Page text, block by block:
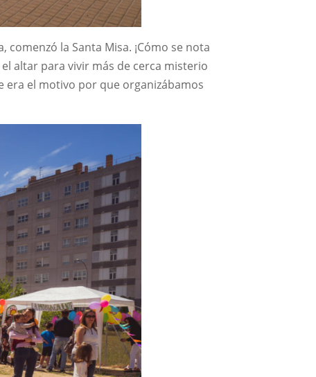
la Santa Misa. ¡Cómo se nota
altar para vivir más de cerca misterio
era el motivo por que organizábamos